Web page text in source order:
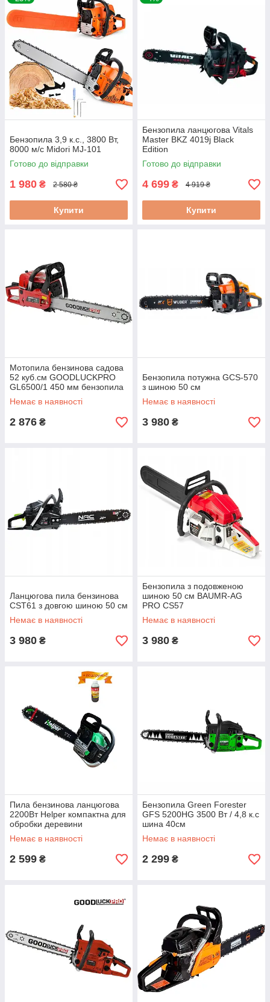
Бензопила 3,9 к.с., 3800 Вт,
8000 м/с Midori MJ-101
Готово до відправки
1 980 ₴ 2 580 ₴
Купити
Бензопила ланцюгова Vitals
Master BKZ 4019j Black
Edition
Готово до відправки
4 699 ₴ 4 919 ₴
Купити
Мотопила бензинова садова
52 куб.см GOODLUCKPRO
GL6500/1 450 мм бензопила
для дров
Немає в наявності
2 876 ₴
Бензопила потужна GCS-570
з шиною 50 см
Немає в наявності
3 980 ₴
Ланцюгова пила бензинова
CST61 з довгою шиною 50 см
Немає в наявності
3 980 ₴
Бензопила з подовженою
шиною 50 см BAUMR-AG
PRO CS57
Немає в наявності
3 980 ₴
Пила бензинова ланцюгова
2200Вт Helper компактна для
обробки деревини
+ПОДАРУНОК
Немає в наявності
2 599 ₴
Бензопила Green Forester
GFS 5200HG 3500 Вт / 4,8 к.с
шина 40см
Немає в наявності
2 299 ₴